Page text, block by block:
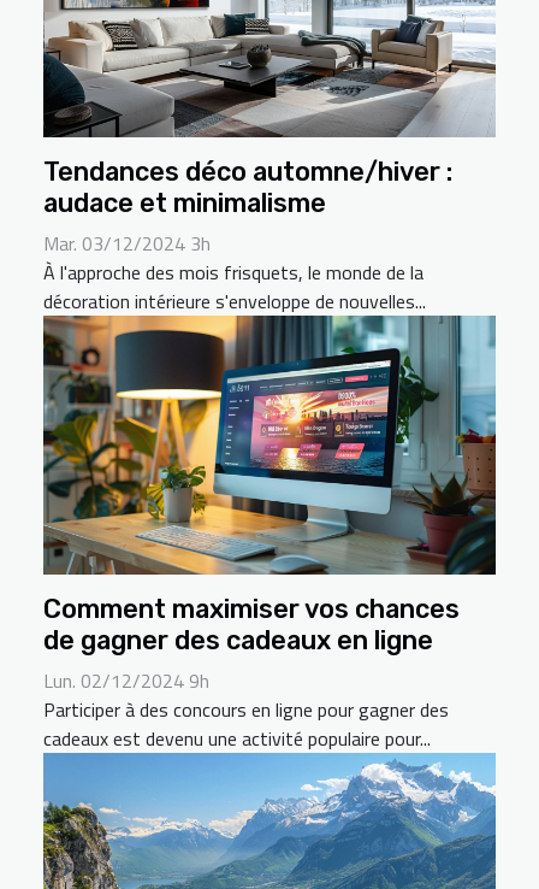
Tendances déco automne/hiver :
audace et minimalisme
Mar. 03/12/2024 3h
À l'approche des mois frisquets, le monde de la
décoration intérieure s'enveloppe de nouvelles...
Comment maximiser vos chances
de gagner des cadeaux en ligne
Lun. 02/12/2024 9h
Participer à des concours en ligne pour gagner des
cadeaux est devenu une activité populaire pour...